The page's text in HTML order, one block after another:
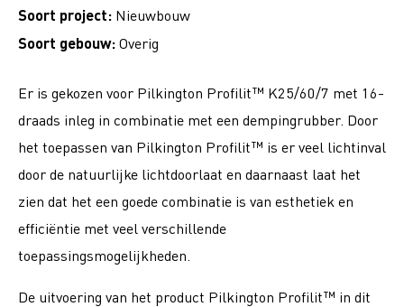
Soort project: Nieuwbouw
Soort gebouw: Overig
Er is gekozen voor Pilkington Profilit™ K25/60/7 met 16-
draads inleg in combinatie met een dempingrubber. Door
het toepassen van Pilkington Profilit™ is er veel lichtinval
door de natuurlijke lichtdoorlaat en daarnaast laat het
zien dat het een goede combinatie is van esthetiek en
efficiëntie met veel verschillende
toepassingsmogelijkheden.
De uitvoering van het product Pilkington Profilit™ in dit